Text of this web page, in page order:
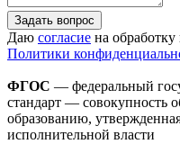
Задать вопрос
Даю согласие на
Политики
ФГОС — федеральный
стандарт — совокупность
образованию,
исполнительной власти